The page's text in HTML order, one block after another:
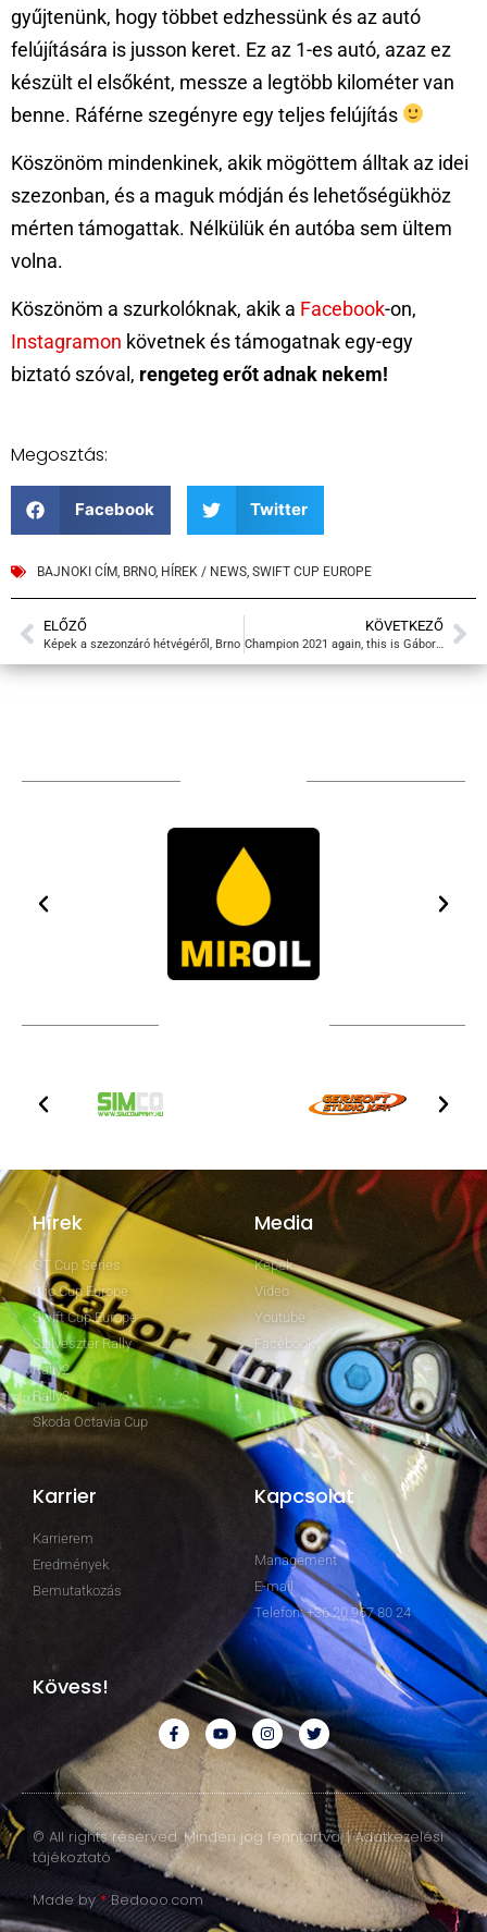
gyűjtenünk, hogy többet edzhessünk és az autó
felújítására is jusson keret. Ez az 1-es autó, azaz ez
készült el elsőként, messze a legtöbb kilométer van
benne. Ráférne szegényre egy teljes felújítás
Köszönöm mindenkinek, akik mögöttem álltak az idei
szezonban, és a maguk módján és lehetőségükhöz
mérten támogattak. Nélkülük én autóba sem ültem
volna.
Köszönöm a szurkolóknak, akik a Facebook-on,
Instagramon követnek és támogatnak egy-egy
biztató szóval, rengeteg erőt adnak nekem!
Megosztás:
Facebook Twitter
BAJNOKI CÍM, BRNO, HÍREK / NEWS, SWIFT CUP EUROPE
ELŐZŐ
Képek a szezonzáró hétvégéről, Brno
KÖVETKEZŐ
Champion 2021 again, this is Gábor Tim’s seventh trophy
Hírek
GT Cup Series
Clio Cup Europe
Swift Cup Europe
Szilveszter Rally
Rally2
Rally3
Skoda Octavia Cup
Media
Képek
Video
Youtube
Facebook
Karrier
Karrierem
Eredmények
Bemutatkozás
Kapcsolat
Management
E-mail
Telefon: +36 20 967 80 24
Kövess!
© All rights reserved. Minden jog fenntartva. | Adatkezelési
tájékoztató
Made by*Bedooo.com